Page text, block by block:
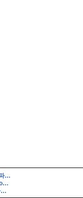
강서구인테리어 등촌동 월드메르디앙 22평아파트 인테리어 시공
신한카드 퀴즈팡팡 8월 9일 정답('트래블 Discover-Day! 준비부터 설레는 여행 필수 아이템 특가전'에서 판매되는 특가 상품이 아닌 것은?)
맛부터 가격까지 인정… 현지인들이 더 많이 가는 제주 맛집